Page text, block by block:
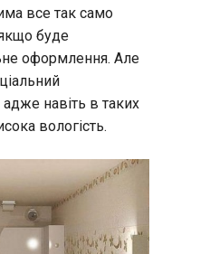
все так само
буде
оформлення. Але
навіть в таких
вологість.